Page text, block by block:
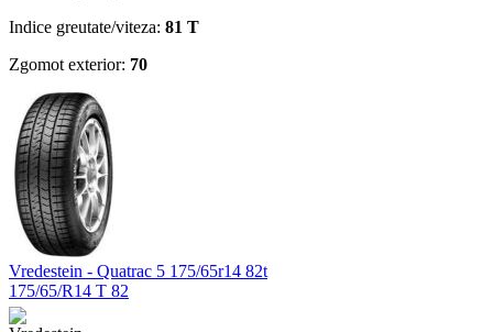
Indice greutate/viteza: 81 T
Zgomot exterior: 70
Vredestein - Quatrac 5 175/65r14 82t
175/65/R14 T 82